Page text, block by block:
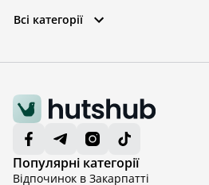
Всі категорії
Популярні категорії
Відпочинок в Закарпатті